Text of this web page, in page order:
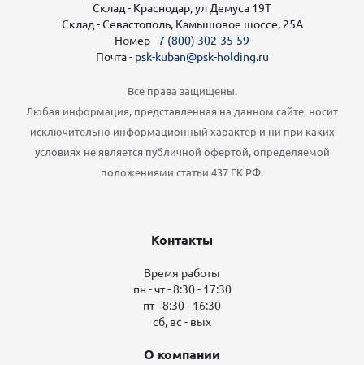
Склад - Краснодар, ул Демуса 19Т
Склад - Севастополь, Камышовое шоссе, 25А
Номер -7 (800) 302-35-59
Почта - psk-kuban@psk-holding.ru
Все права защищены.
Любая информация, представленная на данном сайте, носит
исключительно информационный характер и ни при каких
условиях не является публичной офертой, определяемой
положениями статьи 437 ГК РФ.
Контакты
Время работы
пн - чт - 8:30 - 17:30
пт - 8:30 - 16:30
сб, вс - вых
О компании